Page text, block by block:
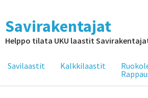
Savirakentajat
Helppo tilata UKU laastit
Savilaastit Kalkkilaastit